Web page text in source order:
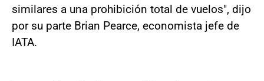
similares a una prohibición total de vuelos", dijo
por su parte Brian Pearce, economista jefe de
IATA.